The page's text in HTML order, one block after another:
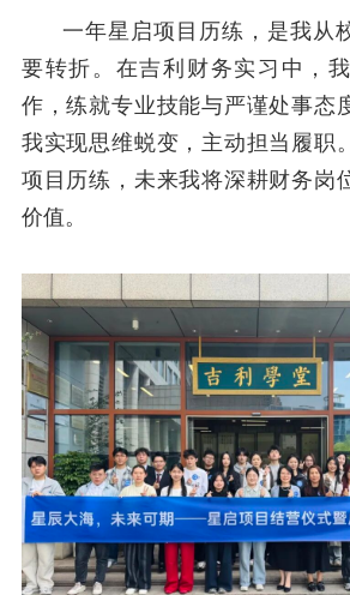
一年星启项目历练，是我从
要转折。在吉利财务实习中，
作，练就专业技能与严谨处事态
我实现思维蜕变，主动担当履职
项目历练，未来我将深耕财务岗
价值。